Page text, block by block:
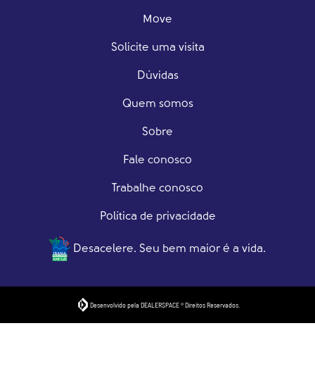
Move
Solicite uma visita
Dúvidas
Quem somos
Sobre
Fale conosco
Trabalhe conosco
Política de privacidade
Desacelere. Seu bem maior é a vida.
Desenvolvido pela DEALERSPACE ® Direitos Reservados.